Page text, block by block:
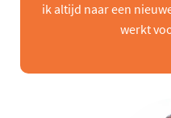
ik altijd naar een
werkt